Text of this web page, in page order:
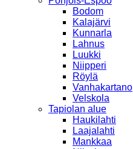
Bodom
Kalajärvi
Kunnarla
Lahnus
Luukki
Niipperi
Röylä
Vanhakartano
Velskola
Tapiolan alue
Haukilahti
Laajalahti
Mankkaa